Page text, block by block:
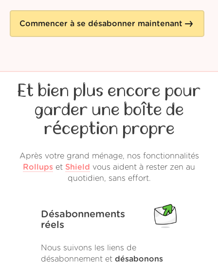
Commencer à se désabonner maintenant
Et bien plus encore pour
garder une boîte de
réception propre
Après votre grand ménage, nos fonctionnalités
Rollups et Shield vous aident à rester zen au
quotidien, sans effort.
Désabonnements
réels
Nous suivons les liens de
désabonnement et désabonons